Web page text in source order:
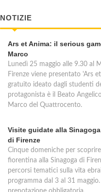
NOTIZIE
Ars et Anima: il serious
Marco
Lunedì 25 maggio alle 9.30 al
Firenze viene presentato 'Ars
gratuito ideato dagli studenti
protagonista è il Beato
Marco del Quattrocento.
Visite guidate alla
di Firenze
Cinque domeniche per
fiorentina alla Sinagoga di
percorsi tematici sulla vita
programma dal 3 al 31